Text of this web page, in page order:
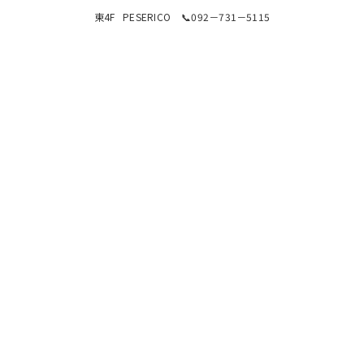
東4F PESERICO 📞092－731－5115